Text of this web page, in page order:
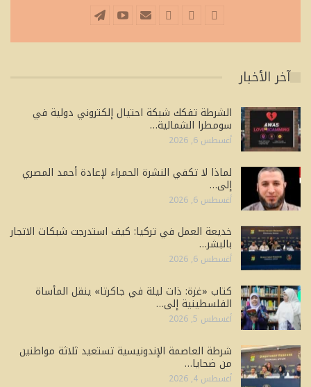
آخر الأخبار
الشرطة تفكك شبكة احتيال إلكتروني دولية في
سومطرا الشمالية…
أغسطس 6, 2026
لماذا لا تكفي النشرة الحمراء لإعادة أحمد المصري
إلى…
أغسطس 6, 2026
خديعة العمل في تركيا: كيف استدرجت شبكات الاتجار
بالبشر…
أغسطس 6, 2026
كتاب «غزة: ذات ليلة في جاكرتا» ينقل المأساة
الفلسطينية إلى…
أغسطس 5, 2026
شرطة العاصمة الإندونيسية تستعيد ثلاثة مواطنين
من ضحايا…
أغسطس 4, 2026